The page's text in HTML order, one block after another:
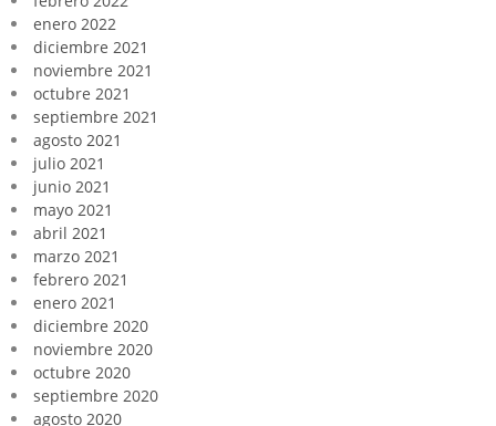
enero 2022
diciembre 2021
noviembre 2021
octubre 2021
septiembre 2021
agosto 2021
julio 2021
junio 2021
mayo 2021
abril 2021
marzo 2021
febrero 2021
enero 2021
diciembre 2020
noviembre 2020
octubre 2020
septiembre 2020
agosto 2020